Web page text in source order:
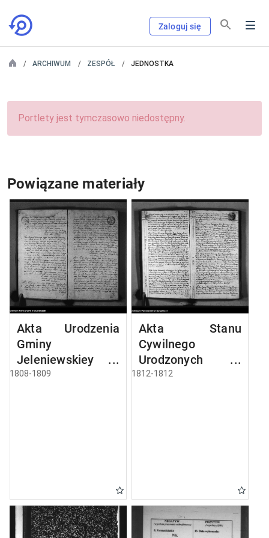
Zaloguj się
ARCHIWUM ZESPÓŁ JEDNOSTKA
Portlety jest tymczasowo niedostępny.
Powiązane materiały
Akta Urodzenia
Gminy
Jeleniewskiey
Roku 1808
1808-1809
Akta Stanu
Cywilnego
Urodzonych w
Gminie Jeleniewo
1812-1812